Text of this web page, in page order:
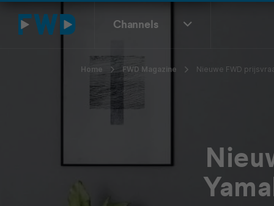
Channels
Home FWD Magazine Nieuwe FWD